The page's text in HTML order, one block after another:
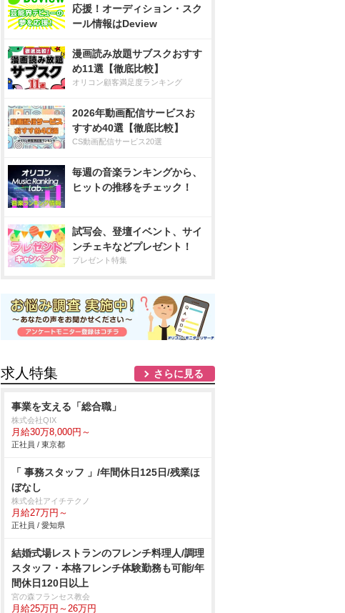
応援！オーディション・スク
ール情報はDeview
漫画読み放題サブスクおすす
め11選【徹底比較】
オリコン顧客満足度ランキング
2026年動画配信サービスお
すすめ40選【徹底比較】
CS動画配信サービス20選
毎週の音楽ランキングから、
ヒットの推移をチェック！
試写会、登壇イベント、サイ
ンチェキなどプレゼント！
プレゼント特集
求人特集 さらに見る
事業を支える「総合職」
株式会社QIX
月給30万8,000円～
正社員 / 東京都
「 事務スタッフ 」/年間休日125日/残業ほ
ぼなし
株式会社アイチテクノ
月給27万円～
正社員 / 愛知県
結婚式場レストランのフレンチ料理人/調理
スタッフ・本格フレンチ体験勤務も可能/年
間休日120日以上
宮の森フランセス教会
月給25万円～26万円